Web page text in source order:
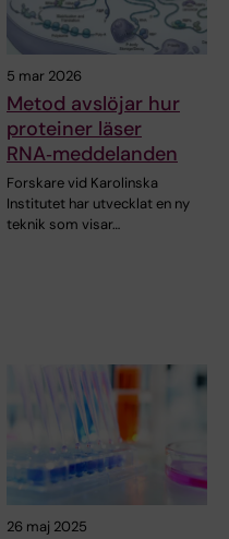
5 mar 2026
Metod avslöjar hur
proteiner läser
RNA‑meddelanden
Forskare vid Karolinska
Institutet har utvecklat en ny
teknik som visar…
26 maj 2025